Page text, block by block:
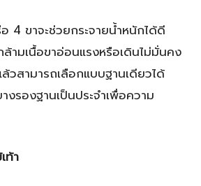
4 ขาจะช่วยกระจายน้ำหนักได้ดี
ามเนื้อขาอ่อนแรงหรือเดินไม่มั่นคง
วสามารถเลือกแบบฐานเดียวได้
รองฐานเป็นประจำเพื่อความ
ท้า